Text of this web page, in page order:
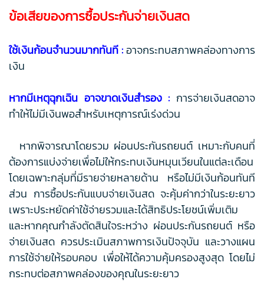
ข้อเสียของการซื้อประกันจ่ายเงินสด
ใช้เงินก้อนจำนวนมากทันที :อาจกระทบสภาพคล่องทางการ
เงิน
หากมีเหตุฉุกเฉิน อาจขาดเงินสำรอง : การจ่ายเงินสดอาจ
ทำให้ไม่มีเงินพอสำหรับเหตุการณ์เร่งด่วน
หากพิจารณาโดยรวม ผ่อนประกันรถยนต์ เหมาะกับคนที่
ต้องการแบ่งจ่ายเพื่อไม่ให้กระทบเงินหมุนเวียนในแต่ละเดือน
โดยเฉพาะกลุ่มที่มีรายจ่ายหลายด้าน หรือไม่มีเงินก้อนทันที
ส่วน การซื้อประกันแบบจ่ายเงินสด จะคุ้มค่ากว่าในระยะยาว
เพราะประหยัดค่าใช้จ่ายรวมและได้สิทธิประโยชน์เพิ่มเติม
และหากคุณกำลังตัดสินใจระหว่าง ผ่อนประกันรถยนต์ หรือ
จ่ายเงินสด ควรประเมินสภาพการเงินปัจจุบัน และวางแผน
การใช้จ่ายให้รอบคอบ เพื่อให้ได้ความคุ้มครองสูงสุด โดยไม่
กระทบต่อสภาพคล่องของคุณในระยะยาว